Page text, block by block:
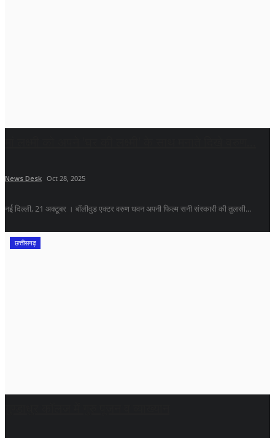
News Desk Oct 28, 2025
नई दिल्ली, 21 अक्टूबर । बॉलीवुड एक्टर वरुण धवन अपनी फिल्म सनी संस्कारी की तुलसी...
छत्तीसगढ़